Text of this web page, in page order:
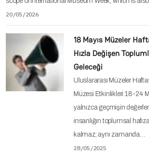
20/05/2026
18 Mayıs Müzeler
Hızla Değişen
Geleceği
Uluslararası Müzeler
Müzesi Etkinlikleri 18-24
yalnızca geçmişin
insanlığın toplumsal
kalmaz; aynı zamanda…
28/05/2025